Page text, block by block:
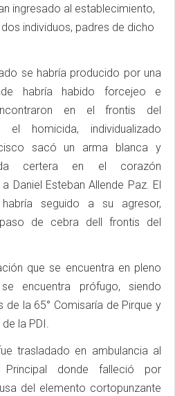
ingresado al establecimiento,
individuos, padres de dicho
se habría producido por una
habría habido forcejeo e
en el frontis del
el homicida, individualizado
sacó un arma blanca y
certera en el corazón
Daniel Esteban Allende Paz. El
seguido a su agresor,
de cebra dell frontis del
que se encuentra en pleno
encuentra prófugo, siendo
de la 65° Comisaría de Pirque y
la PDI.
trasladado en ambulancia al
donde falleció por
del elemento cortopunzante